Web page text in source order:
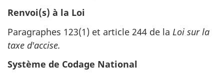
Renvoi(s) à la Loi
Paragraphes 123(1) et article 244 de la Loi sur la
taxe d'accise.
Système de Codage National